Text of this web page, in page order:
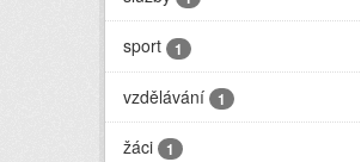
sport 1
vzdělávání 1
žáci 1